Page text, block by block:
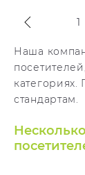
1
Наша
категориях.
стандартам.